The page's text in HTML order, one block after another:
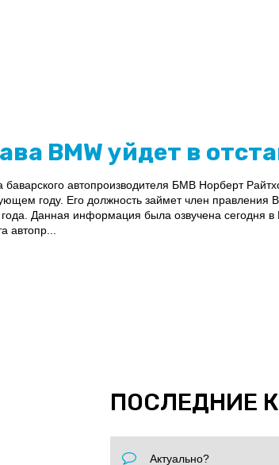
BMW уйдет в
баварского автопроизводителя БМВ Норберт
году. Его должность займет член
Данная информация была озвучена сегодня
автопр...
ПОСЛЕДНИЕ
Актуально?